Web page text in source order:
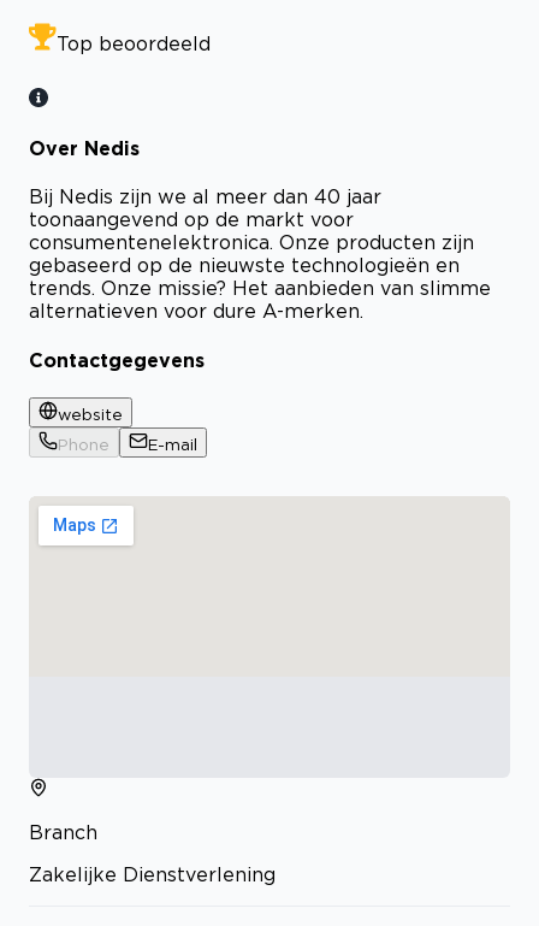
Top beoordeeld
Over Nedis
Bij Nedis zijn we al meer dan 40 jaar
toonaangevend op de markt voor
consumentenelektronica. Onze producten zijn
gebaseerd op de nieuwste technologieën en
trends. Onze missie? Het aanbieden van slimme
alternatieven voor dure A-merken.
Contactgegevens
website
Phone
E-mail
Branch
Zakelijke Dienstverlening